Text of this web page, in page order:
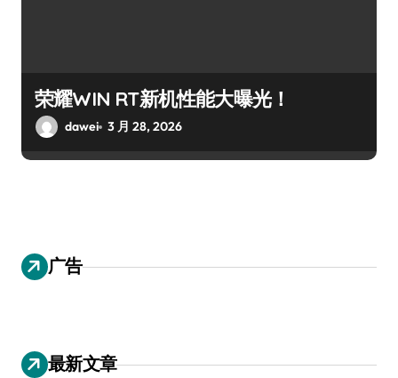
荣耀WIN RT新机性能大曝光！
dawei 3 月 28, 2026
广告
最新文章